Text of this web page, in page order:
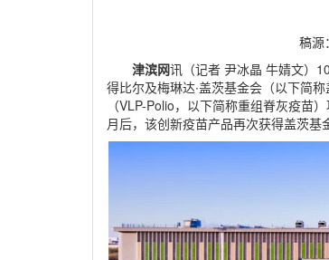
稿
津滨网讯（记者 尹冰晶 牛婧文）
得比尔及梅琳达∙盖茨基金会（以下简
（VLP-Polio，以下简称重组脊灰疫苗
月后，该创新疫苗产品再次获得盖茨基